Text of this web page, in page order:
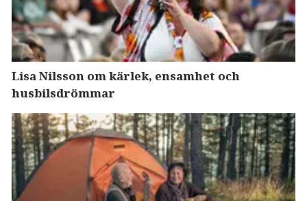
Lisa Nilsson om kärlek, ensamhet och
husbilsdrömmar